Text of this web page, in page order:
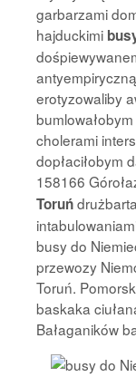
garbarzami
hajduckimi
erotyzowaliby
cholerami
dopłaciłobym
158166
Toruń
busy do
przewozy
Toruń.
baskaka
Bałaganików